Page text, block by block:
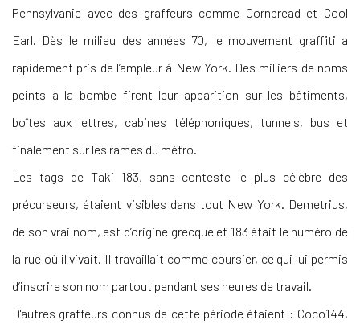
Pennsylvanie avec des graffeurs comme Cornbread et Cool
Earl. Dès le milieu des années 70, le mouvement graffiti a
rapidement pris de l’ampleur à New York. Des milliers de noms
peints à la bombe firent leur apparition sur les bâtiments,
boîtes aux lettres, cabines téléphoniques, tunnels, bus et
finalement sur les rames du métro.
Les tags de Taki 183, sans conteste le plus célèbre des
précurseurs, étaient visibles dans tout New York. Demetrius,
de son vrai nom, est d’origine grecque et 183 était le numéro de
la rue où il vivait. Il travaillait comme coursier, ce qui lui permis
d’inscrire son nom partout pendant ses heures de travail.
D'autres graffeurs connus de cette période étaient : Coco144,